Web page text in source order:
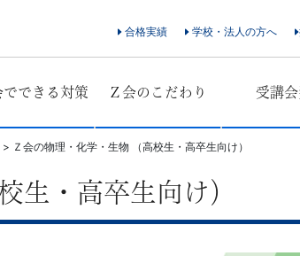
合格実績 学校・法人の方へ
でできる対策 Ｚ会のこだわり 受講
> Ｚ会の物理・化学・生物 （高校生・高卒生向け）
生・高卒生向け）